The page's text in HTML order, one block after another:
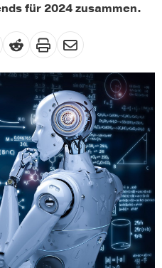
für 2024 zusammen.